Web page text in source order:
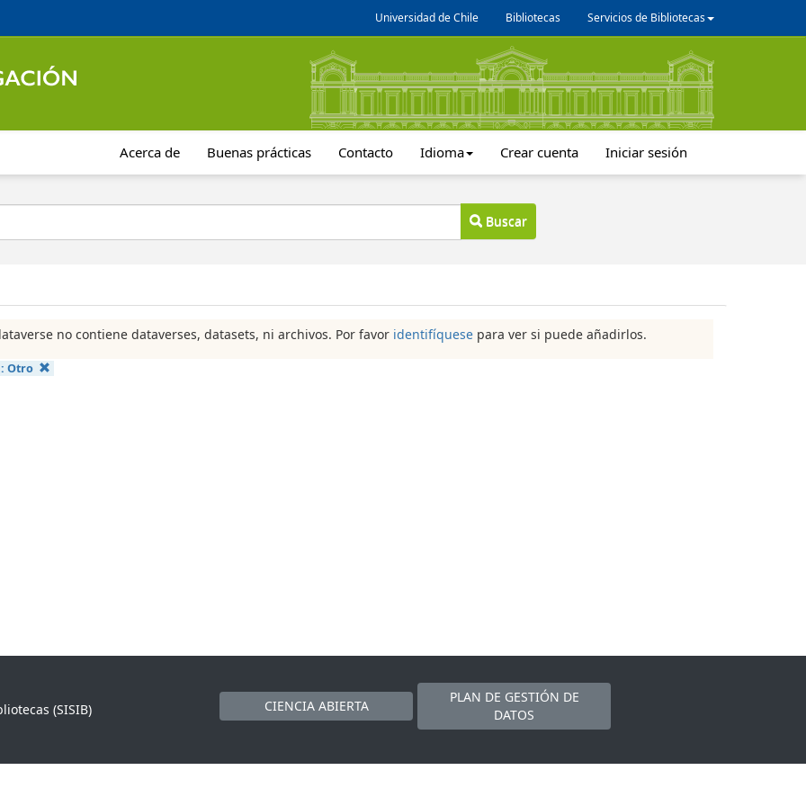
Universidad de Chile Bibliotecas Servicios de Bibliotecas
Acerca de Buenas prácticas Contacto Idioma Crear cuenta Iniciar sesión
Buscar
no contiene dataverses, datasets, ni archivos. Por favor identifíquese para ver si puede añadirlos.
Otro
(SISIB)
CIENCIA ABIERTA
PLAN DE GESTIÓN DE
DATOS